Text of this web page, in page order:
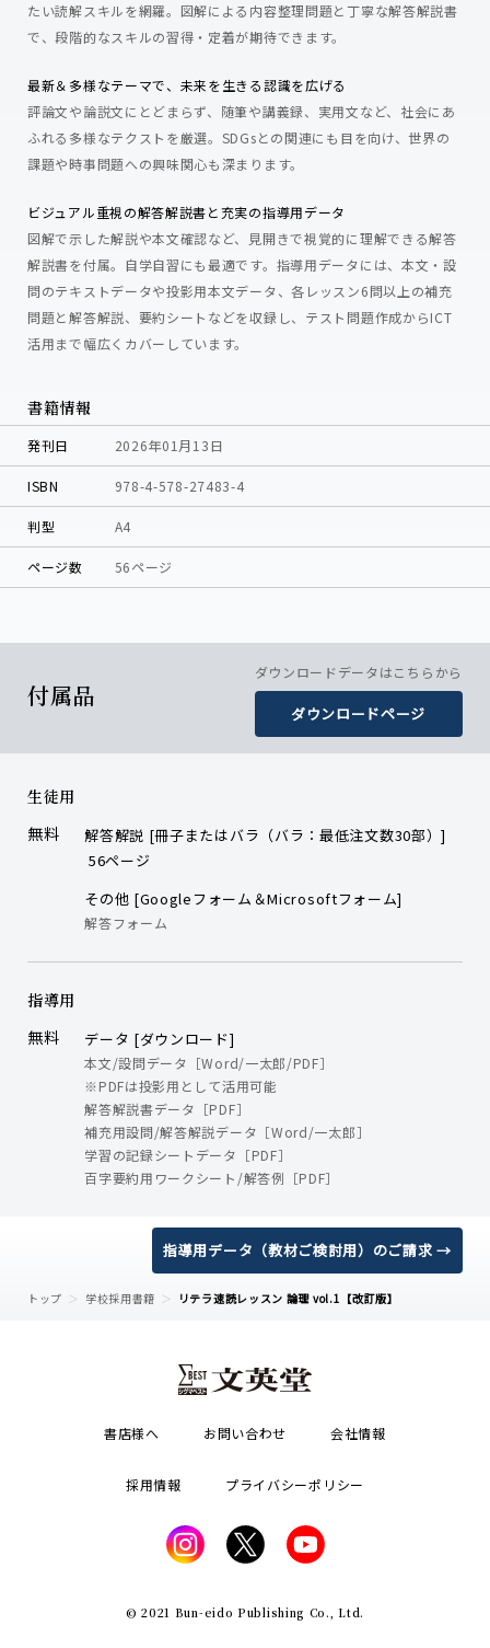
たい読解スキルを網羅。図解による内容整理問題と丁寧な解答解説書
で、段階的なスキルの習得・定着が期待できます。
最新＆多様なテーマで、未来を生きる認識を広げる
評論文や論説文にとどまらず、随筆や講義録、実用文など、社会にあ
ふれる多様なテクストを厳選。SDGsとの関連にも目を向け、世界の
課題や時事問題への興味関心も深まります。
ビジュアル重視の解答解説書と充実の指導用データ
図解で示した解説や本文確認など、見開きで視覚的に理解できる解答
解説書を付属。自学自習にも最適です。指導用データには、本文・設
問のテキストデータや投影用本文データ、各レッスン6問以上の補充
問題と解答解説、要約シートなどを収録し、テスト問題作成からICT
活用まで幅広くカバーしています。
書籍情報
発刊日 2026年01月13日
ISBN 978-4-578-27483-4
判型 A4
ページ数 56ページ
付属品
ダウンロードデータはこちらから
ダウンロードページ
生徒用
無料
解答解説 [冊子またはバラ（バラ：最低注文数30部）]
56ページ
その他 [Googleフォーム＆Microsoftフォーム]
解答フォーム
指導用
無料
データ [ダウンロード]
本文/設問データ［Word/一太郎/PDF］
※PDFは投影用として活用可能
解答解説書データ［PDF］
補充用設問/解答解説データ［Word/一太郎］
学習の記録シートデータ［PDF］
百字要約用ワークシート/解答例［PDF］
指導用データ（教材ご検討用）のご請求 →
トップ 学校採用書籍 リテラ速読レッスン 論理 vol.1【改訂版】
書店様へ お問い合わせ 会社情報
採用情報 プライバシーポリシー
© 2021 Bun-eido Publishing Co., Ltd.